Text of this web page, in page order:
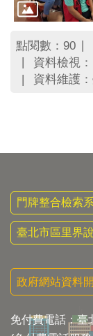
點閱數： 90
資料檢視
資料維護
門牌整合檢索
臺北市區里界說
政府網站資料
免付費電話：臺